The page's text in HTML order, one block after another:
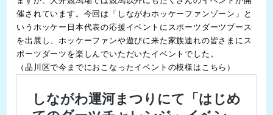
催されています。今回は「しながわホッケーファンゾーン」と
いうホッケー日本代表の応援イベントにスポーツダーツブース
を出展し、ホッケーファンや遊びに来た家族連れの皆さまにス
ポーツダーツを楽しんでいただいたイベントでした。
（品川区で今までにおこなったイベントの模様はこちら）